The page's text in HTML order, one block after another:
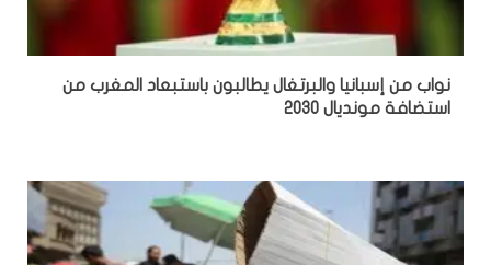
نواب من إسبانيا والبرتغال يطالبون باستبعاد المغرب من
استضافة مونديال 2030